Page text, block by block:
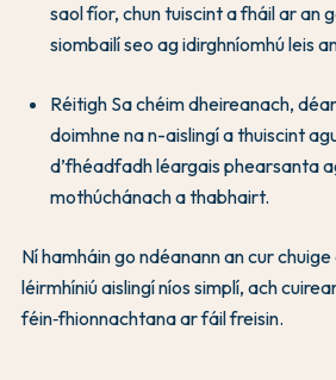
saol fíor, chun tuiscint a fháil ar an
siombailí seo ag idirghníomhú leis
Réitigh Sa chéim dheireanach,
doimhne na n-aislingí a thuiscint
d’fhéadfadh léargais phearsanta
mothúchánach a thabhairt.
Ní hamháin go ndéanann an cur
léirmhíniú aislingí níos simplí, ach
féin‑fhionnachtana ar fáil freisin.